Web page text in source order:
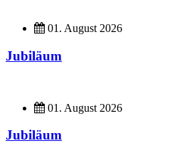
01. August 2026
Jubiläum
01. August 2026
Jubiläum